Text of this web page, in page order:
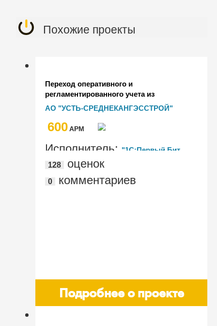
Похожие проекты
Переход оперативного и
регламентированного учета из
1С:Бухгалтерия в 1С:ERP Управление
строительной организацией и
ускорение процессов Казначейства с
АО "УСТЬ-СРЕДНЕКАНГЭССТРОЙ"
600AРМ
Исполнитель: "1С:Первый Бит,
Хабаровск"
128 оценок
0 комментариев
Подробнее о проекте